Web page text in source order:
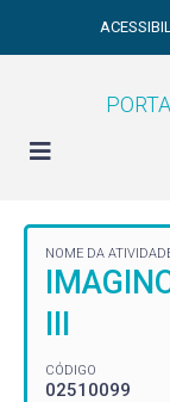
NOME DA
III
CÓDIGO
02510099